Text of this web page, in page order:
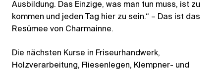
Ausbildung. Das Einzige, was man tun muss, ist zu
kommen und jeden Tag hier zu sein.“ – Das ist das
Resümee von Charmainne.
Die nächsten Kurse in Friseurhandwerk,
Holzverarbeitung, Fliesenlegen, Klempner- und